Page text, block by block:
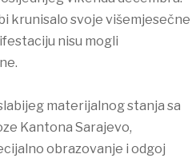
krunisalo svoje višemjesečne
nisu mogli
materijalnog stanja sa
Kantona Sarajevo,
obrazovanje i odgoj